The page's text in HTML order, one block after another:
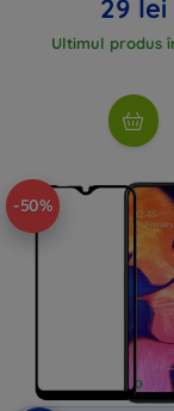
29 lei
Ultimul produs
-50%